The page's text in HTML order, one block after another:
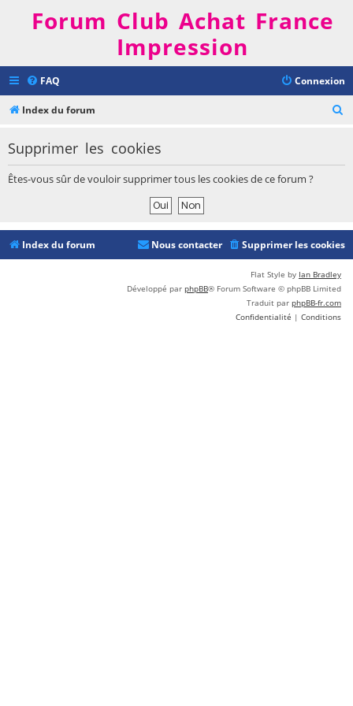
Forum Club Achat France
Impression
FAQ Connexion
Index du forum
c
Supprimer les cookies
Êtes-vous sûr de vouloir supprimer tous les cookies de ce forum ?
Index du forum Supprimer les cookies
Nous contacter
Flat Style by Ian Bradley
Développé par phpBB® Forum Software © phpBB Limited
Traduit par phpBB-fr.com
Confidentialité | Conditions